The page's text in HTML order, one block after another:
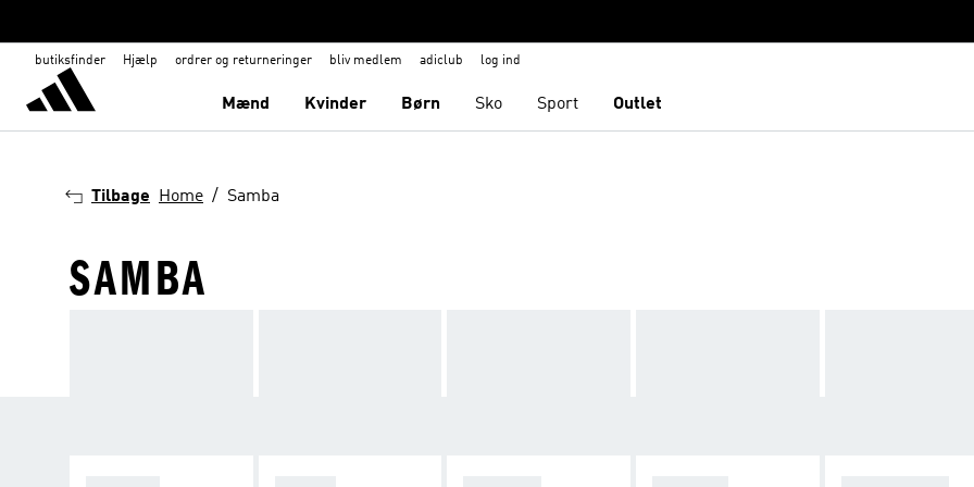
butiksfinder Hjælp ordrer og returneringer bliv medlem adiclub log ind
Mænd Kvinder Børn Sko Sport Outlet
Tilbage Home Samba
SAMBA